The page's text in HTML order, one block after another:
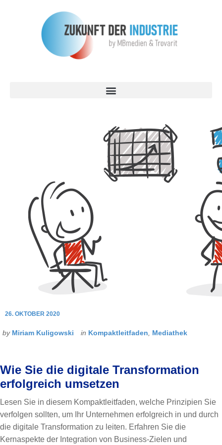
26. OKTOBER 2020
by Miriam Kuligowski in Kompaktleitfaden Mediathek
Wie Sie die digitale Transformation
erfolgreich umsetzen
Lesen Sie in diesem Kompaktleitfaden, welche Prinzipien Sie
verfolgen sollten, um Ihr Unternehmen erfolgreich in und durch
die digitale Transformation zu leiten. Erfahren Sie die
Kernaspekte der Integration von Business-Zielen und